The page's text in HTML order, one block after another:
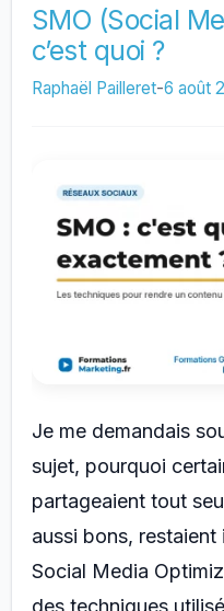
comment
le
métier
SMO (Social
c’est quoi ?
Raphaël Pailleret-6 août
Je me demandais
sujet, pourquoi
partageaient tout
aussi bons,
Social Media
des techniques